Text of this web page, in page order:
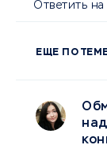
Ответить на
ЕЩЕ ПО